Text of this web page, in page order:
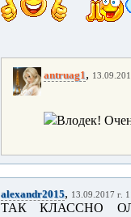
antruag1,
Влодек!
alexandr2015, 13.09.2017 г.
ТАК КЛАССНО